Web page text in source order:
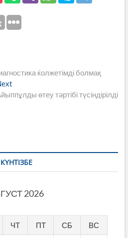
ќолжетімді болмақ
post: өтеу тәртібі түсіндірілді
КҮНТІЗБЕ
2026
ЧТ ПТ СБ ВС